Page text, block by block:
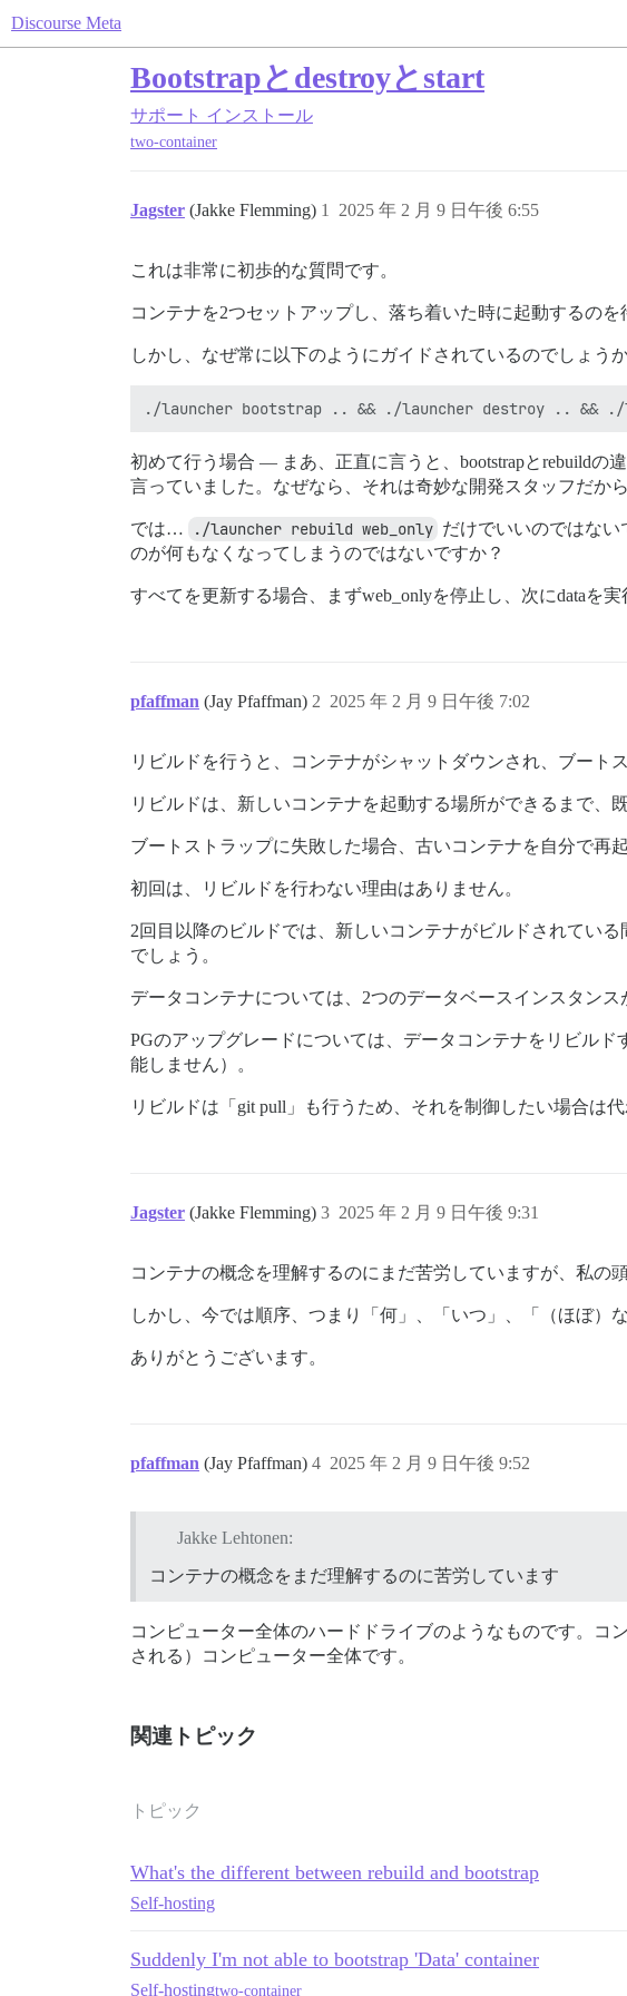
Discourse Meta
Bootstrapとdestroyとstart
サポート インストール
two-container
Jagster (Jakke Flemming) 2025 年 2 月 9 日午後 6:55
1
これは非常に初歩的な質問です。
コンテナを2つセットアップし、落ち着いた時に起動するのを
しかし、なぜ常に以下のようにガイドされているのでしょう
初めて行う場合 — まあ、正直に言うと、bootstrapとrebuildの
言っていました。なぜなら、それは奇妙な開発スタッフだか
では… ./launcher rebuild web_only だけでいいのではない
のが何もなくなってしまうのではないですか？
すべてを更新する場合、まずweb_onlyを停止し、次にdataを
pfaffman (Jay Pfaffman) 2025 年 2 月 9 日午後 7:02
2
リビルドを行うと、コンテナがシャットダウンされ、ブート
リビルドは、新しいコンテナを起動する場所ができるまで、
ブートストラップに失敗した場合、古いコンテナを自分で再起
初回は、リビルドを行わない理由はありません。
2回目以降のビルドでは、新しいコンテナがビルドされてい
でしょう。
データコンテナについては、2つのデータベースインスタン
PGのアップグレードについては、データコンテナをリビル
能しません）。
リビルドは「git pull」も行うため、それを制御したい場合は
Jagster (Jakke Flemming) 2025 年 2 月 9 日午後 9:31
3
コンテナの概念を理解するのにまだ苦労していますが、私の
しかし、今では順序、つまり「何」、「いつ」、「（ほぼ）
ありがとうございます。
pfaffman (Jay Pfaffman) 2025 年 2 月 9 日午後 9:52
4
Jakke Lehtonen:
コンテナの概念をまだ理解するのに苦労しています
コンピューター全体のハードドライブのようなものです。コ
される）コンピューター全体です。
関連トピック
トピック
What's the different between rebuild and bootstrap
Self-hosting
Suddenly I'm not able to bootstrap 'Data' container
Self-hostingtwo-container